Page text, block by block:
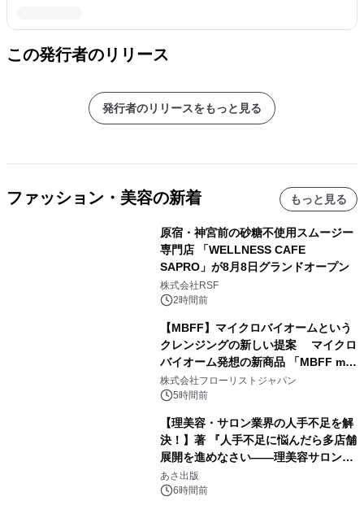
この発行者のリリース
発行者のリリースをもっと見る
ファッション・美容の新着 もっと見る
原宿・神宮前の砂糖不使用スムージー
専門店 「WELLNESS CAFE
SAPRO」が8月8日グランドオープン
株式会社RSF
2時間前
【MBFF】マイクロバイオームという
クレンジングの新しい提案 マイクロ
バイオーム発想の新商品 「MBFF mb
クレンジングPRO」を2026年8月6日
発売
株式会社フローリストジャパン
5時間前
【理美容・サロン業界の人手不足を解
決！】著 『人手不足に悩んだら多店舗
展開を進めなさい――理美容サロン
「多店舗展開」の教科書』2026年8月
24日（月）発売
あさ出版
6時間前